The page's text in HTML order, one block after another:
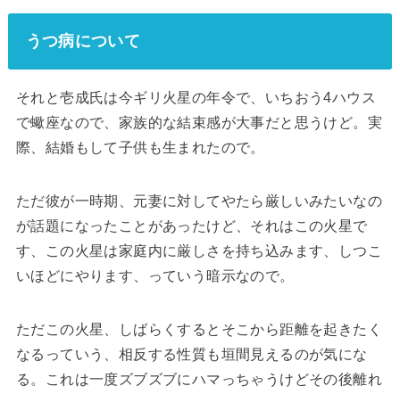
うつ病について
それと壱成氏は今ギリ火星の年令で、いちおう4ハウス
で蠍座なので、家族的な結束感が大事だと思うけど。実
際、結婚もして子供も生まれたので。
ただ彼が一時期、元妻に対してやたら厳しいみたいなの
が話題になったことがあったけど、それはこの火星で
す、この火星は家庭内に厳しさを持ち込みます、しつこ
いほどにやります、っていう暗示なので。
ただこの火星、しばらくするとそこから距離を起きたく
なるっていう、相反する性質も垣間見えるのが気にな
る。これは一度ズブズブにハマっちゃうけどその後離れ